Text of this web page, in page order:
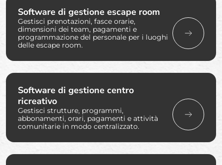
Software di gestione escape room
Gestisci prenotazioni, fasce orarie,
dimensioni dei team, pagamenti e
programmazione del personale per i luoghi
delle escape room.
Software di gestione centro
ricreativo
Gestisci strutture, programmi,
abbonamenti, orari, pagamenti e attività
comunitarie in modo centralizzato.